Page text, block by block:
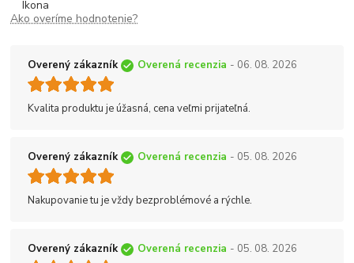
Ako overíme hodnotenie?
Overený zákazník Overená recenzia - 06. 08. 2026
Kvalita produktu je úžasná, cena veľmi prijateľná.
Overený zákazník Overená recenzia - 05. 08. 2026
Nakupovanie tu je vždy bezproblémové a rýchle.
Overený zákazník Overená recenzia - 05. 08. 2026